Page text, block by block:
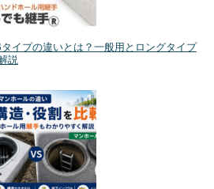
イプの違いとは？一般用とロングタイプ
説